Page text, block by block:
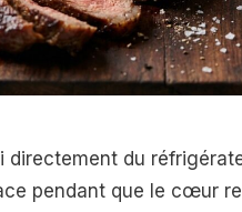
directement du
pendant que le cœur